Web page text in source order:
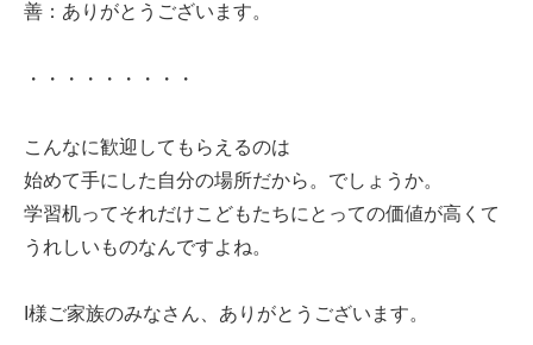
善：ありがとうございます。
・・・・・・・・・
こんなに歓迎してもらえるのは
始めて手にした自分の場所だから。でしょうか。
学習机ってそれだけこどもたちにとっての価値が高くて
うれしいものなんですよね。
I様ご家族のみなさん、ありがとうございます。